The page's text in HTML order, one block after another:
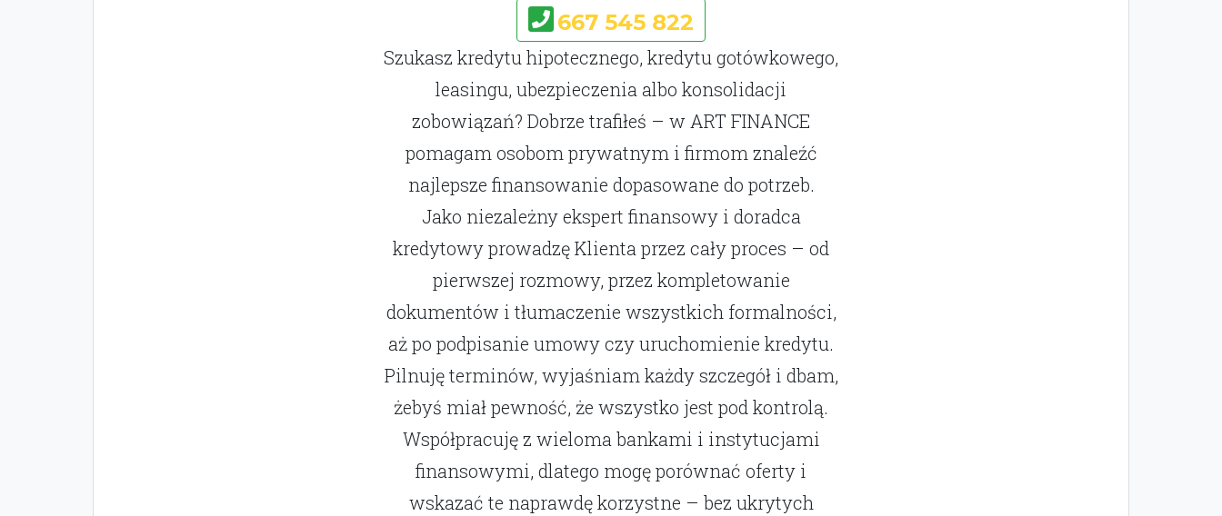
667 545 822
Szukasz kredytu hipotecznego, kredytu gotówkowego,
leasingu, ubezpieczenia albo konsolidacji
zobowiązań? Dobrze trafiłeś – w ART FINANCE
pomagam osobom prywatnym i firmom znaleźć
najlepsze finansowanie dopasowane do potrzeb.
Jako niezależny ekspert finansowy i doradca
kredytowy prowadzę Klienta przez cały proces – od
pierwszej rozmowy, przez kompletowanie
dokumentów i tłumaczenie wszystkich formalności,
aż po podpisanie umowy czy uruchomienie kredytu.
Pilnuję terminów, wyjaśniam każdy szczegół i dbam,
żebyś miał pewność, że wszystko jest pod kontrolą.
Współpracuję z wieloma bankami i instytucjami
finansowymi, dlatego mogę porównać oferty i
wskazać te naprawdę korzystne – bez ukrytych